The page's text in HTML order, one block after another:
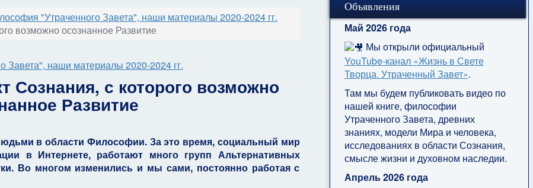
"Утраченного Завета", наши материалы 2020-2024 гг.
возможно осознанное Развитие
Завета", наши материалы 2020-2024 гг.
Сознания, с которого возможно
Развитие
в области Философии. За это время, социальный мир
в Интернете, работают много групп Альтернативных
Во многом изменились и мы сами, постоянно работая с
Объявления
Май 2026 года
Мы открыли официальный
YouTube‑канал «Жизнь в Свете
Творца. Утраченный Завет».
Там мы будем публиковать видео по
нашей книге, философии
Утраченного Завета, древних
знаниях, модели Мира и человека,
исследованиях в области Сознания,
смысле жизни и духовном наследии.
Апрель 2026 года